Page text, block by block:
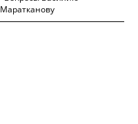
Маратканову